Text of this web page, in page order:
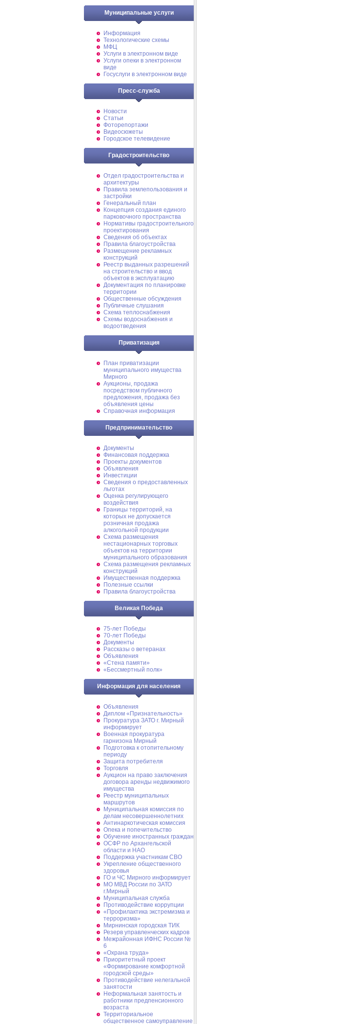
Муниципальные услуги
Информация
Технологические схемы
МФЦ
Услуги в электронном виде
Услуги опеки в электронном
виде
Госуслуги в электронном виде
Пресс-служба
Новости
Статьи
Фоторепортажи
Видеосюжеты
Городское телевидение
Градостроительство
Отдел градостроительства и
архитектуры
Правила землепользования и
застройки
Генеральный план
Концепция создания единого
парковочного пространства
Нормативы градостроительного
проектирования
Сведения об объектах
Правила благоустройства
Размещение рекламных
конструкций
Реестр выданных разрешений
на строительство и ввод
объектов в эксплуатацию
Документация по планировке
территории
Общественные обсуждения
Публичные слушания
Схема теплоснабжения
Схемы водоснабжения и
водоотведения
Приватизация
План приватизации
муниципального имущества
Мирного
Аукционы, продажа
посредством публичного
предложения, продажа без
объявления цены
Справочная информация
Предпринимательство
Документы
Финансовая поддержка
Проекты документов
Объявления
Инвестиции
Сведения о предоставленных
льготах
Оценка регулирующего
воздействия
Границы территорий, на
которых не допускается
розничная продажа
алкогольной продукции
Схема размещения
нестационарных торговых
объектов на территории
муниципального образования
Схема размещения рекламных
конструкций
Имущественная поддержка
Полезные ссылки
Правила благоустройства
Великая Победа
75-лет Победы
70-лет Победы
Документы
Рассказы о ветеранах
Объявления
«Стена памяти»
«Бессмертный полк»
Информация для населения
Объявления
Диплом «Признательность»
Прокуратура ЗАТО г. Мирный
информирует
Военная прокуратура
гарнизона Мирный
Подготовка к отопительному
периоду
Защита потребителя
Торговля
Аукцион на право заключения
договора аренды недвижимого
имущества
Реестр муниципальных
маршрутов
Муниципальная комиссия по
делам несовершеннолетних
Антинаркотическая комиссия
Опека и попечительство
Обучение иностранных граждан
ОСФР по Архангельской
области и НАО
Поддержка участникам СВО
Укрепление общественного
здоровья
ГО и ЧС Мирного информирует
МО МВД России по ЗАТО
г.Мирный
Муниципальная cлужба
Противодействие коррупции
«Профилактика экстремизма и
терроризма»
Мирнинская городская ТИК
Резерв управленческих кадров
Межрайонная ИФНС России №
6
«Охрана труда»
Приоритетный проект
«Формирование комфортной
городской среды»
Противодействие нелегальной
занятости
Неформальная занятость и
работники предпенсионного
возраста
Территориальное
общественное самоуправление